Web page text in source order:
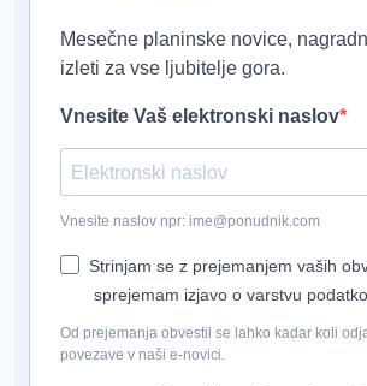
Mesečne planinske novice,
izleti za vse ljubitelje gora.
Vnesite Vaš elektronski naslov
Vnesite naslov npr: ime@ponudnik.com
Strinjam se z prejemanjem vaših
sprejemam izjavo o varstvu
Od prejemanja obvestil se lahko kadar koli
povezave v naši e-novici.